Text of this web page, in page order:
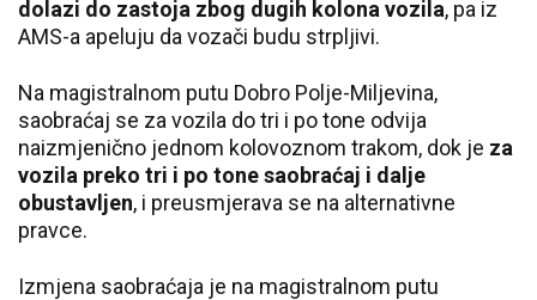
dolazi do zastoja zbog dugih kolona vozila, pa iz
AMS-a apeluju da vozači budu strpljivi.
Na magistralnom putu Dobro Polje-Miljevina,
saobraćaj se za vozila do tri i po tone odvija
naizmjenično jednom kolovoznom trakom, dok je za
vozila preko tri i po tone saobraćaj i dalje
obustavljen, i preusmjerava se na alternativne
pravce.
Izmjena saobraćaja je na magistralnom putu